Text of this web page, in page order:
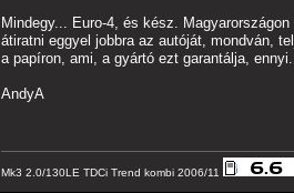
Mindegy... Euro-4, és kész.
átiratni eggyel jobbra az autóját, mondván,
a papíron, ami, a gyártó ezt garantálja,
AndyA
Mk3 2.0/130LE TDCi Trend kombi 2006/11